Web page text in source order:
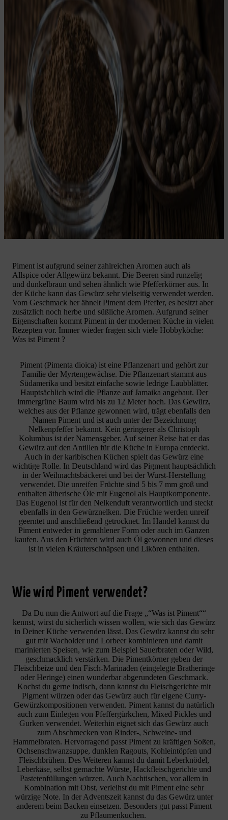
Piment ist aufgrund seiner zahlreichen Aromen auch als
Allspice oder Allgewürz bekannt. Die Beeren sind runzelig
und dunkelbraun und sehen ähnlich wie Pfefferkörner aus. In
der Küche kann das Gewürz sehr vielseitig verwendet werden.
Vom Geschmack her ähnelt Piment dem Pfeffer, es besitzt aber
zusätzlich noch herbe und süßliche Aromen. Aufgrund seiner
Eigenschaften kommt Piment in der modernen Küche in vielen
Rezepten vor. Immer wieder fragen sich viele Hobbyköche:
Was ist Piment ?
Piment (Pimenta dioica) ist eine Pflanzenart und gehört zur
Familie der Myrtengewächse. Die Pflanzenart stammt aus
Südamerika und besitzt einfache sowie ledrige Laubblätter.
Hauptsächlich wird die Pflanze auf Jamaika angebaut. Der
immergrüne Baum wird bis zu 12 Meter hoch. Das Gewürz,
welches aus der Pflanze gewonnen wird, trägt ebenfalls den
Namen Piment und ist auch unter der Bezeichnung
Nelkenpfeffer bekannt. Kein geringerer als Christoph
Kolumbus ist der Namensgeber. Auf seiner Reise hat er das
Gewürz auf den Antillen für die Küche in Europa entdeckt.
Auch in der karibischen Küchen spielt das Gewürz eine
wichtige Rolle. In Deutschland wird das Pigment hauptsächlich
in der Weihnachtsbäckerei und bei der Wurst-Herstellung
verwendet. Die unreifen Früchte sind 5 bis 7 mm groß und
enthalten ätherische Öle mit Eugenol als Hauptkomponente.
Das Eugenol ist für den Nelkenduft verantwortlich und steckt
ebenfalls in den Gewürznelken. Die Früchte werden unreif
geerntet und anschließend getrocknet. Im Handel kannst du
Piment entweder in gemahlener Form oder auch im Ganzen
kaufen. Aus den Früchten wird auch Öl gewonnen und dieses
ist in vielen Kräuterschnäpsen und Likören enthalten.
Wie wird Piment verwendet?
Da Du nun die Antwort auf die Frage „“Was ist Piment““
kennst, wirst du sicherlich wissen wollen, wie sich das Gewürz
in Deiner Küche verwenden lässt. Das Gewürz kannst du sehr
gut mit Wacholder und Lorbeer kombinieren und damit
marinierten Speisen, wie zum Beispiel Sauerbraten oder Wild,
geschmacklich verstärken. Die Pimentkörner geben der
Fleischbeize und den Fisch-Marinaden (eingelegte Bratheringe
oder Heringe) einen wunderbar abgerundeten Geschmack.
Kochst du gerne indisch, dann kannst du Fleischgerichte mit
Pigment würzen oder das Gewürz auch für eigene Curry-
Gewürzkompositionen verwenden. Piment kannst du natürlich
auch zum Einlegen von Pfeffergürkchen, Mixed Pickles und
Gurken verwendet. Weiterhin eignet sich das Gewürz auch
zum Abschmecken von Rinder-, Schweine- und
Hammelbraten. Hervorragend passt Piment zu kräftigen Soßen,
Ochsenschwanzsuppe, dunklen Ragouts, Kohleintöpfen und
Fleischbrühen. Des Weiteren kannst du damit Leberknödel,
Leberkäse, selbst gemachte Würste, Hackfleischgerichte und
Pastetenfüllungen würzen. Auch Nachtischen, vor allem in
Kombination mit Obst, verleihst du mit Piment eine sehr
würzige Note. In der Adventszeit kannst du das Gewürz unter
anderem beim Backen einsetzen. Besonders gut passt Piment
zu Pflaumenkuchen.